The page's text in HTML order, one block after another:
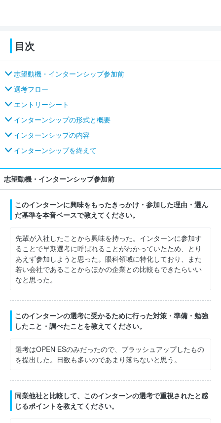
目次
志望動機・インターンシップ参加前
選考フロー
エントリーシート
インターンシップの形式と概要
インターンシップの内容
インターンシップを終えて
志望動機・インターンシップ参加前
このインターンに興味をもったきっかけ・参加した理由・選ん
だ基準を本音ベースで教えてください。
先輩が入社したことから興味を持った。インターンに参加す
ることで早期選考に呼ばれることがわかっていたため、とり
あえず参加しようと思った。眼科領域に特化しており、また
若い会社であることからほかの企業との比較もできたらいい
なと思った。
このインターンの選考に受かるために行った対策・準備・勉強
したこと・調べたことを教えてください。
選考はOPEN ESのみだったので、ブラッシュアップしたもの
を提出した。日数も多いのであまり落ちないと思う。
同業他社と比較して、このインターンの選考で重視されたと感
じるポイントを教えてください。